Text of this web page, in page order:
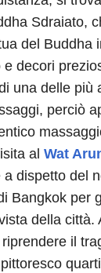
Sdraiato,
del Buddha
e decori
una delle più
perciò
al Wat
a dispetto del
Bangkok per
della città.
il